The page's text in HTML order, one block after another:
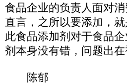
食品企业的负责人面对
直言，之所以要添加，
此食品添加剂对于食品
剂本身没有错，问题出在
陈郁